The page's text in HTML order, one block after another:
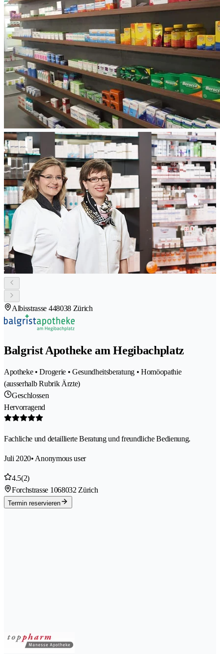
Albisstrasse 448038 Zürich
Balgrist Apotheke am Hegibachplatz
Apotheke • Drogerie • Gesundheitsberatung • Homöopathie
(ausserhalb Rubrik Ärzte)
Geschlossen
Hervorragend
Fachliche und detaillierte Beratung und freundliche Bedienung.
Juli 2020• Anonymous user
4.5(2)
Forchstrasse 1068032 Zürich
Termin reservieren